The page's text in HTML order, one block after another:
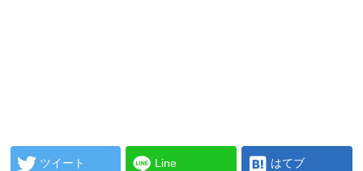
ツイート Line はてブ